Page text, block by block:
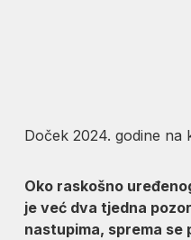
Doček 2024. godine na
Oko raskošno
je već dva tjedna
nastupima, sprema se